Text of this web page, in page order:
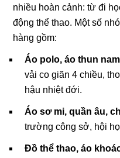
nhiều hoàn cảnh: từ đi
động thể thao. Một số
hàng gồm:
Áo polo, áo thun
vải co giãn 4 chiều,
hậu nhiệt đới.
Áo sơ mi, quần âu,
trường công sở, hội
Đồ thể thao, áo